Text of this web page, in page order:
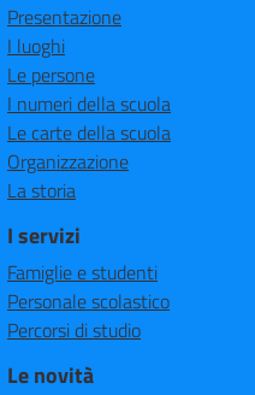
Presentazione
I luoghi
Le persone
I numeri della scuola
Le carte della scuola
Organizzazione
La storia
I servizi
Famiglie e studenti
Personale scolastico
Percorsi di studio
Le novità